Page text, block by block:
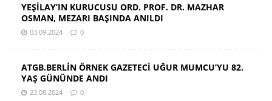
YEŞİLAY’IN KURUCUSU ORD. PROF. DR. MAZHAR
OSMAN, MEZARI BAŞINDA ANILDI
03.09.2024 0
ATGB.BERLİN ÖRNEK GAZETECİ UĞUR MUMCU’YU 82.
YAŞ GÜNÜNDE ANDI
23.08.2024 0